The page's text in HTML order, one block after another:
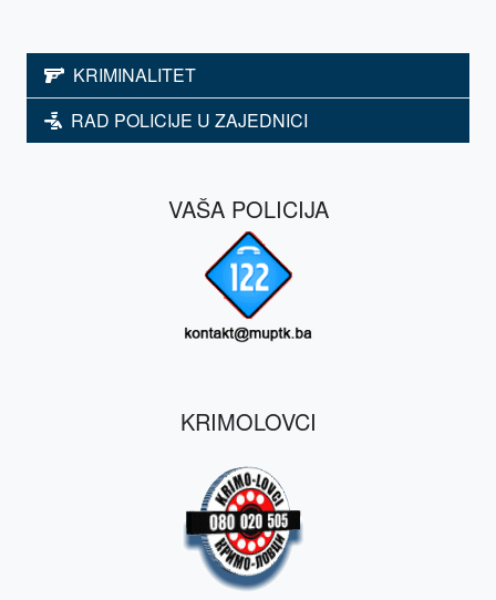
KRIMINALITET
RAD POLICIJE U ZAJEDNICI
VAŠA POLICIJA
KRIMOLOVCI